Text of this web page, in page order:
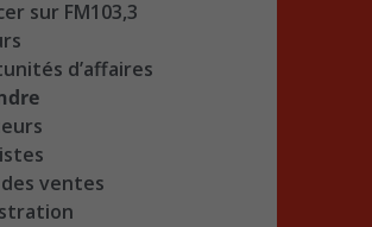
sur FM103,3
d’affaires
ventes